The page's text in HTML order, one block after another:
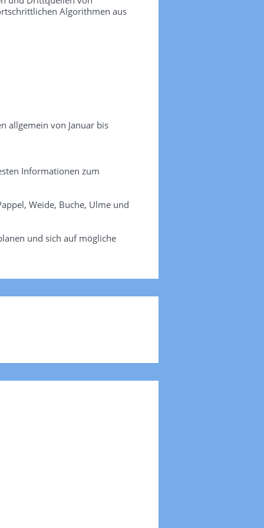
Algorithmen aus
allgemein von Januar bis
Informationen zum
Weide, Buche, Ulme und
und sich auf mögliche